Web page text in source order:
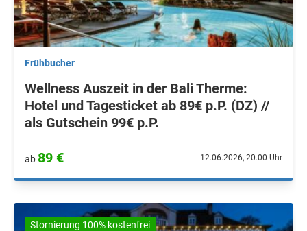
Frühbucher
Wellness Auszeit in der Bali Therme:
Hotel und Tagesticket ab 89€ p.P. (DZ) //
als Gutschein 99€ p.P.
ab 89 € 12.06.2026, 20.00 Uhr
Stornierung 100% kostenfrei